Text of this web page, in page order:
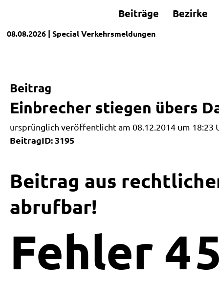
Beiträge Bezirke
08.08.2026 | SpecialVerkehrsmeldungen
Beitrag
Einbrecher stiegen übers
ursprünglich veröffentlicht am 08.12.2014 um 18:23
BeitragID: 3195
Beitrag aus
abrufbar!
Fehler 4 5